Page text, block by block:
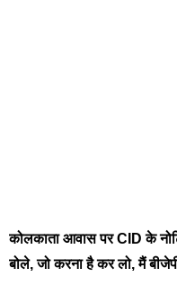
कोलकाता आवास पर CID के
बोले, जो करना है कर लो, मैं